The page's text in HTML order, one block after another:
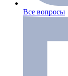
Все вопросы